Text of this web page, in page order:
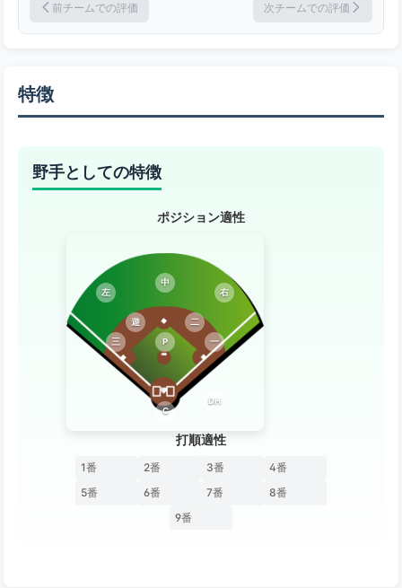
前チームでの評価 次チームでの評価
特徴
野手としての特徴
ポジション適性
P
C
一
二
三
遊
左
中
右
DH
打順適性
1番 2番 3番
4番
5番
6番 7番
8番
9番